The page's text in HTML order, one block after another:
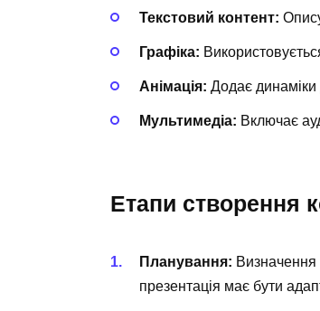
Текстовий контент:
Графіка:
Анімація: Додає динаміки
Мультимедіа: Включає
Етапи створення
Планування: Визначення
презентація має бути